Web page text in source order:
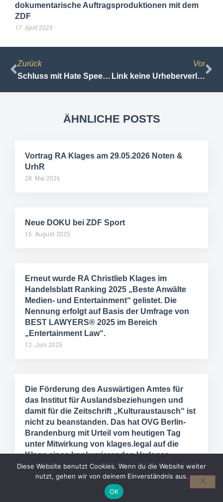
dokumentarische Auftragsproduktionen mit dem
ZDF
17. April 2025
Zurück
Schluss mit Hate Speech: KVLEGAL erwirkt für die Journalistin Dunja Hayali eine einstw. Verfügung
Vor
Link keine Urheberverletzung (EuGH-Generalanwalt in EuGH, Rs. C-160/15, GS Media BV / Playboy Enterprises International Inc. u.a.)
ÄHNLICHE POSTS
Vortrag RA Klages am 29.05.2026 Noten &
UrhR
28. Mai 2026
Neue DOKU bei ZDF Sport
15. August 2025
Erneut wurde RA Christlieb Klages im
Handelsblatt Ranking 2025 „Beste Anwälte
Medien- und Entertainment“ gelistet. Die
Nennung erfolgt auf Basis der Umfrage von
BEST LAWYERS® 2025 im Bereich
„Entertainment Law“.
12. Juni 2025
Die Förderung des Auswärtigen Amtes für
das Institut für Auslandsbeziehungen und
damit für die Zeitschrift „Kulturaustausch“ ist
nicht zu beanstanden. Das hat OVG Berlin-
Brandenburg mit Urteil vom heutigen Tag
unter Mitwirkung von klages.legal auf die
Klage eines konkurrierenden Verlages
entschieden.
21. Mai 2025
Diese Website benutzt Cookies. Wenn du die Website weiter
nutzt, gehen wir von deinem Einverständnis aus.
OK